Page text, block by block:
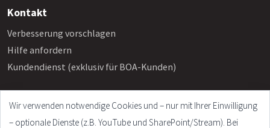
Kontakt
Verbesserung vorschlagen
Hilfe anfordern
Kundendienst (exklusiv für BOA-Kunden)
Info
Wir verwenden notwendige Cookies und – nur mit Ihrer Einwilligung
– optionale Dienste (z.B. YouTube und SharePoint/Stream). Bei